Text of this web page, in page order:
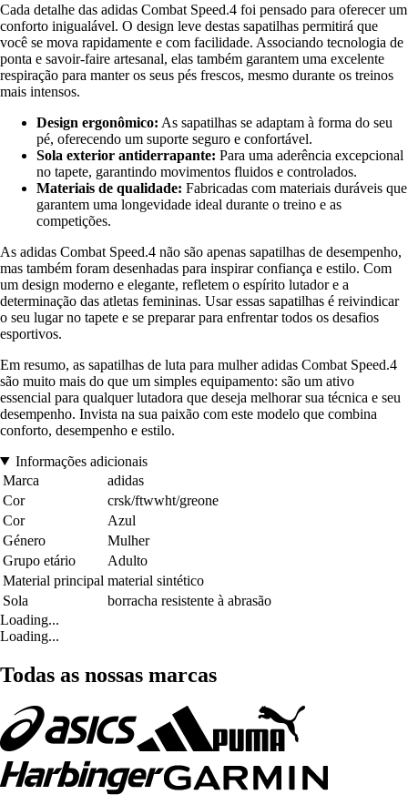
Cada detalhe das adidas Combat Speed.4 foi pensado para oferecer um
conforto inigualável. O design leve destas sapatilhas permitirá que
você se mova rapidamente e com facilidade. Associando tecnologia de
ponta e savoir-faire artesanal, elas também garantem uma excelente
respiração para manter os seus pés frescos, mesmo durante os treinos
mais intensos.
Design ergonômico: As sapatilhas se adaptam à forma do seu
pé, oferecendo um suporte seguro e confortável.
Sola exterior antiderrapante: Para uma aderência excepcional
no tapete, garantindo movimentos fluidos e controlados.
Materiais de qualidade: Fabricadas com materiais duráveis que
garantem uma longevidade ideal durante o treino e as
competições.
As adidas Combat Speed.4 não são apenas sapatilhas de desempenho,
mas também foram desenhadas para inspirar confiança e estilo. Com
um design moderno e elegante, refletem o espírito lutador e a
determinação das atletas femininas. Usar essas sapatilhas é reivindicar
o seu lugar no tapete e se preparar para enfrentar todos os desafios
esportivos.
Em resumo, as sapatilhas de luta para mulher adidas Combat Speed.4
são muito mais do que um simples equipamento: são um ativo
essencial para qualquer lutadora que deseja melhorar sua técnica e seu
desempenho. Invista na sua paixão com este modelo que combina
conforto, desempenho e estilo.
Informações adicionais
Marca
adidas
Cor
crsk/ftwwht/greone
Cor
Azul
Género
Mulher
Grupo etário
Adulto
Material principal material sintético
Sola
borracha resistente à abrasão
Loading...
Loading...
Todas as nossas marcas